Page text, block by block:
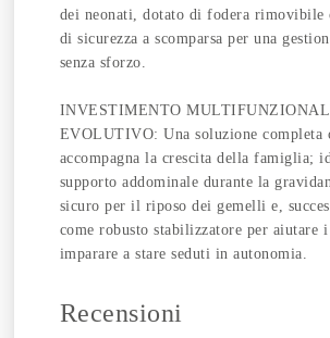
dei neonati, dotato di fodera rimovibile
di sicurezza a scomparsa per una
senza sforzo.
INVESTIMENTO
EVOLUTIVO: Una soluzione completa
accompagna la crescita della famiglia;
supporto addominale durante la
sicuro per il riposo dei gemelli e,
come robusto stabilizzatore per aiutare
imparare a stare seduti in autonomia.
Recensioni